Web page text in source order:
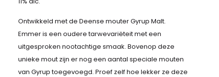
Ontwikkeld met de Deense mouter Gyrup Malt.
Emmer is een oudere tarwevariëteit met een
uitgesproken nootachtige smaak. Bovenop deze
unieke mout zijn er nog een aantal speciale mouten
van Gyrup toegevoegd. Proef zelf hoe lekker ze deze